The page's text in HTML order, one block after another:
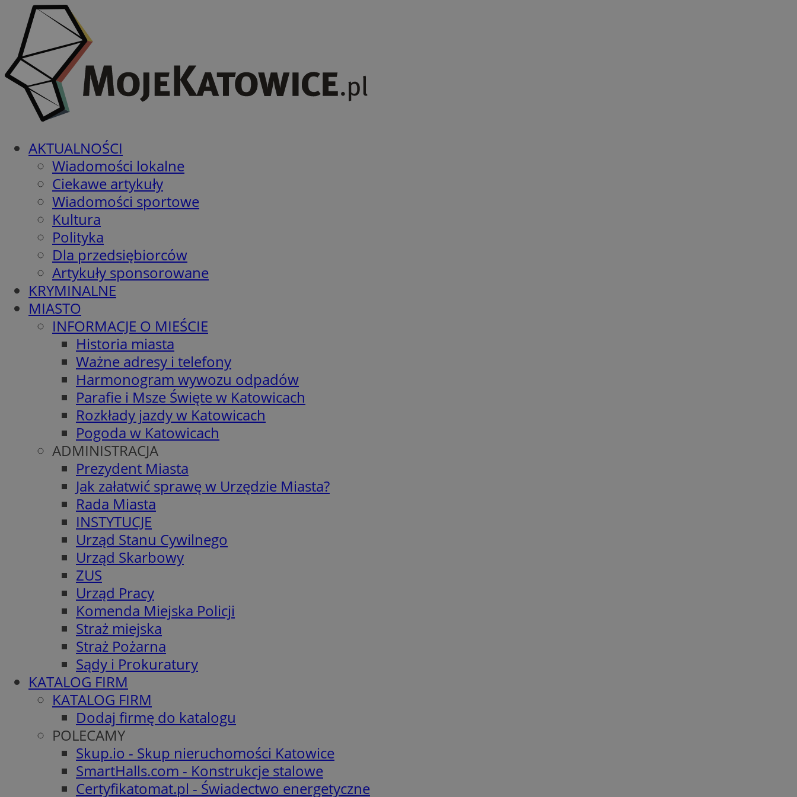
AKTUALNOŚCI
Wiadomości lokalne
Ciekawe artykuły
Wiadomości sportowe
Kultura
Polityka
Dla przedsiębiorców
Artykuły sponsorowane
KRYMINALNE
MIASTO
INFORMACJE O MIEŚCIE
Historia miasta
Ważne adresy i telefony
Harmonogram wywozu odpadów
Parafie i Msze Święte w Katowicach
Rozkłady jazdy w Katowicach
Pogoda w Katowicach
ADMINISTRACJA
Prezydent Miasta
Jak załatwić sprawę w Urzędzie Miasta?
Rada Miasta
INSTYTUCJE
Urząd Stanu Cywilnego
Urząd Skarbowy
ZUS
Urząd Pracy
Komenda Miejska Policji
Straż miejska
Straż Pożarna
Sądy i Prokuratury
KATALOG FIRM
KATALOG FIRM
Dodaj firmę do katalogu
POLECAMY
Skup.io - Skup nieruchomości Katowice
SmartHalls.com - Konstrukcje stalowe
Certyfikatomat.pl - Świadectwo energetyczne